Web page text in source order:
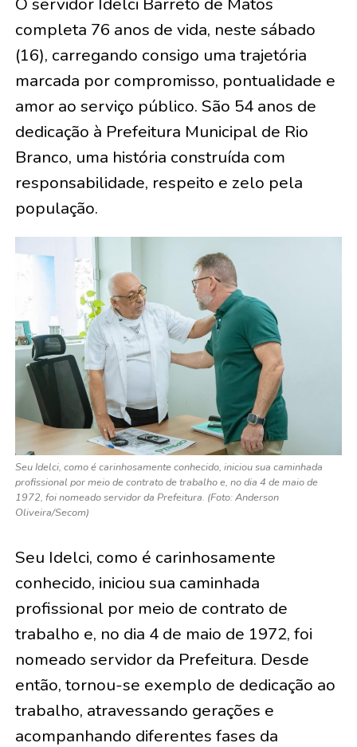
completa 76 anos de vida, neste sábado
(16), carregando consigo uma trajetória
marcada por compromisso, pontualidade e
amor ao serviço público. São 54 anos de
dedicação à Prefeitura Municipal de Rio
Branco, uma história construída com
responsabilidade, respeito e zelo pela
população.
Seu Idelci, como é carinhosamente conhecido, iniciou sua caminhada
profissional por meio de contrato de trabalho e, no dia 4 de maio de
1972, foi nomeado servidor da Prefeitura. (Foto: Anderson
Oliveira/Secom)
Seu Idelci, como é carinhosamente
conhecido, iniciou sua caminhada
profissional por meio de contrato de
trabalho e, no dia 4 de maio de 1972, foi
nomeado servidor da Prefeitura. Desde
então, tornou-se exemplo de dedicação ao
trabalho, atravessando gerações e
acompanhando diferentes fases da